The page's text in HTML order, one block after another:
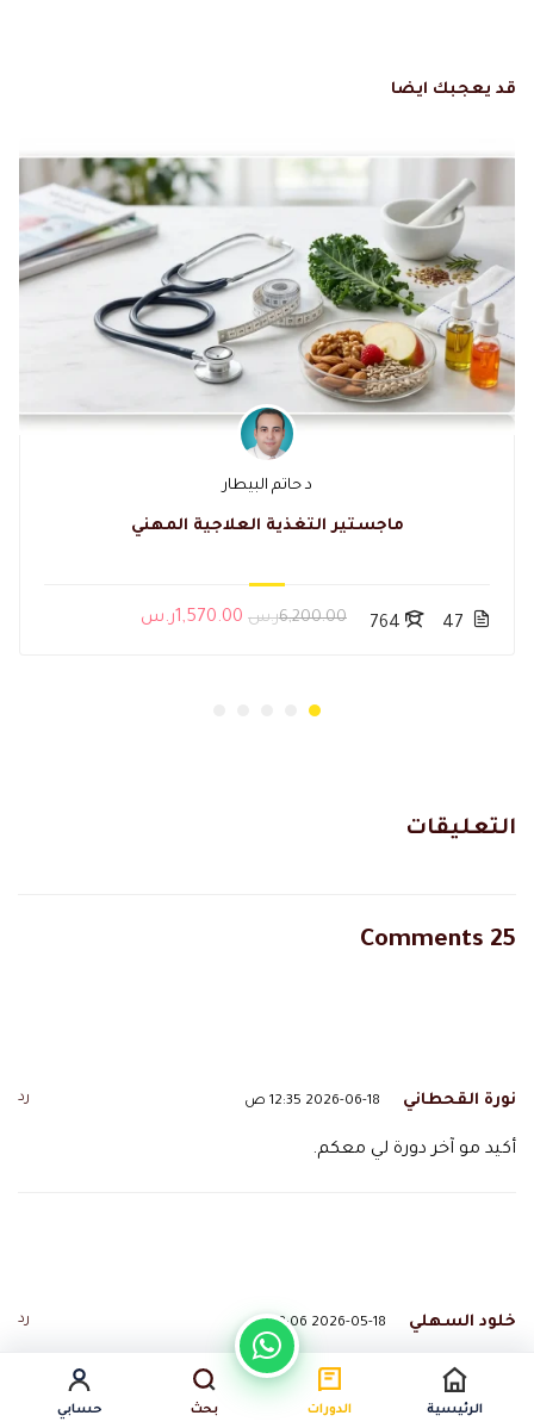
قد يعجبك ايضا
د حاتم البيطار
ماجستير التغذية العلاجية المهني
47
764 6,200.00ر.س 1,570.00ر.س
التعليقات
25 Comments
نورة القحطاني 2026-06-18 12:35 ص رد
أكيد مو آخر دورة لي معكم.
خلود السهلي 2026-05-18 8:06 م رد
التعامل احترافي جدا من البداية للنهاية.
الرئيسية الدورات بحث حسابي